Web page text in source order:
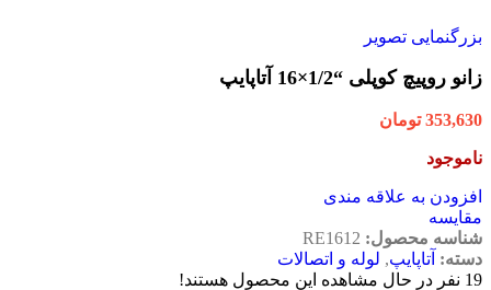
بزرگنمایی تصویر
زانو روپیچ کوپلی “1/2×16 آتاپایپ
353,630 تومان
ناموجود
افزودن به علاقه مندی
مقایسه
شناسه محصول: RE1612
دسته: آتاپایپ, لوله و اتصالات
19 نفر در حال مشاهده این محصول هستند!